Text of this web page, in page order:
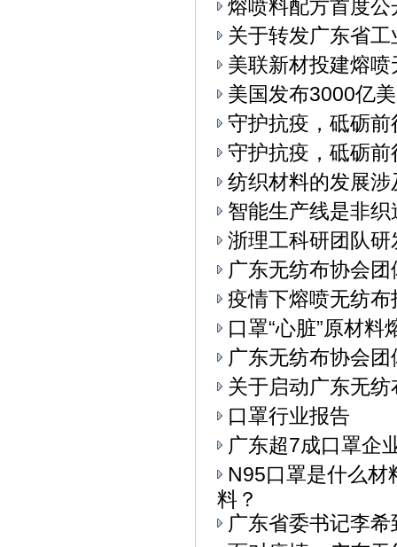
熔喷料配方首度
关于转发广东省
美联新材投建熔喷
美国发布3000亿
守护抗疫，砥砺
守护抗疫，砥砺
纺织材料的发展
智能生产线是非
浙理工科研团队
广东无纺布协会
疫情下熔喷无纺
口罩“心脏”原材料
广东无纺布协会
关于启动广东无
口罩行业报告
广东超7成口罩企
N95口罩是什么材
料？
广东省委书记李